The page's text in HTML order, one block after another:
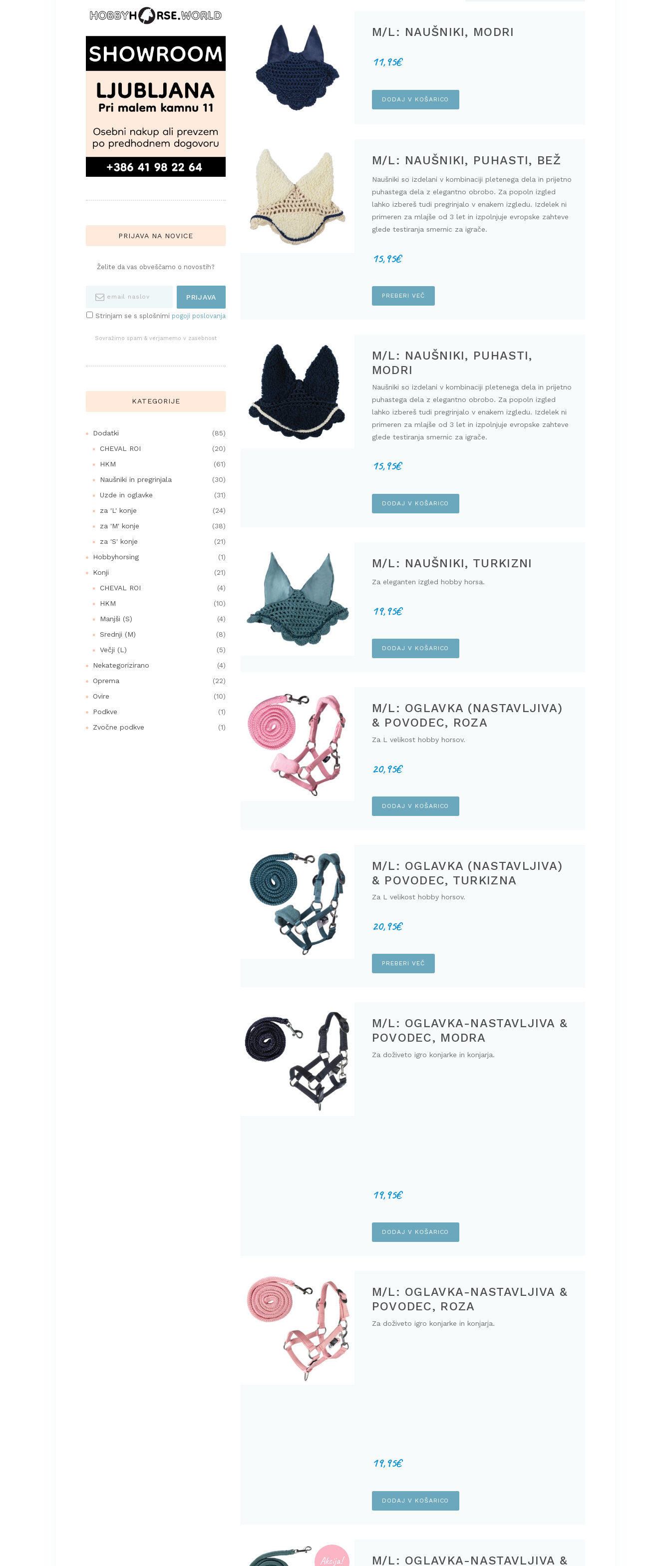
M/L: NAUŠNIKI, MODRI
11,95€
DODAJ V KOŠARICO
M/L: NAUŠNIKI, PUHASTI, BEŽ
Naušniki so izdelani v kombinaciji pletenega dela in prijetno
puhastega dela z elegantno obrobo. Za popoln izgled
lahko izbereš tudi pregrinjalo v enakem izgledu. Izdelek ni
primeren za mlajše od 3 let in izpolnjuje evropske zahteve
glede testiranja smernic za igrače.
15,95€
PREBERI VEČ
M/L: NAUŠNIKI, PUHASTI,
MODRI
Naušniki so izdelani v kombinaciji pletenega dela in prijetno
puhastega dela z elegantno obrobo. Za popoln izgled
lahko izbereš tudi pregrinjalo v enakem izgledu. Izdelek ni
primeren za mlajše od 3 let in izpolnjuje evropske zahteve
glede testiranja smernic za igrače.
15,95€
DODAJ V KOŠARICO
M/L: NAUŠNIKI, TURKIZNI
Za eleganten izgled hobby horsa.
19,95€
DODAJ V KOŠARICO
M/L: OGLAVKA (NASTAVLJIVA)
& POVODEC, ROZA
Za L velikost hobby horsov.
20,95€
DODAJ V KOŠARICO
M/L: OGLAVKA (NASTAVLJIVA)
& POVODEC, TURKIZNA
Za L velikost hobby horsov.
20,95€
PREBERI VEČ
M/L: OGLAVKA-NASTAVLJIVA &
POVODEC, MODRA
Za doživeto igro konjarke in konjarja.
19,95€
DODAJ V KOŠARICO
M/L: OGLAVKA-NASTAVLJIVA &
POVODEC, ROZA
Za doživeto igro konjarke in konjarja.
19,95€
DODAJ V KOŠARICO
Akcija! M/L: OGLAVKA-NASTAVLJIVA &
PRIJAVA NA NOVICE
Želite da vas obveščamo o novostih?
Strinjam se s splošnimi pogoji poslovanja
Sovražimo spam & verjamemo v zasebnost
KATEGORIJE
Dodatki
(85)
CHEVAL ROI
(20)
HKM
(61)
Naušniki in pregrinjala
(30)
Uzde in oglavke
(31)
za 'L' konje
(24)
za 'M' konje
(38)
za 'S' konje
(21)
Hobbyhorsing
(1)
Konji
(21)
CHEVAL ROI
(4)
HKM
(10)
Manjši (S)
(4)
Srednji (M)
(8)
Večji (L)
(5)
Nekategorizirano
(4)
Oprema
(22)
Ovire
(10)
Podkve
(1)
Zvočne podkve
(1)